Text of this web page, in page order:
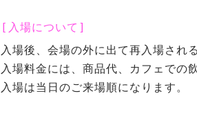
[入場について]
入場後、会場の外に出て再入場され
入場料金には、商品代、カフェでの
入場は当日のご来場順になります。